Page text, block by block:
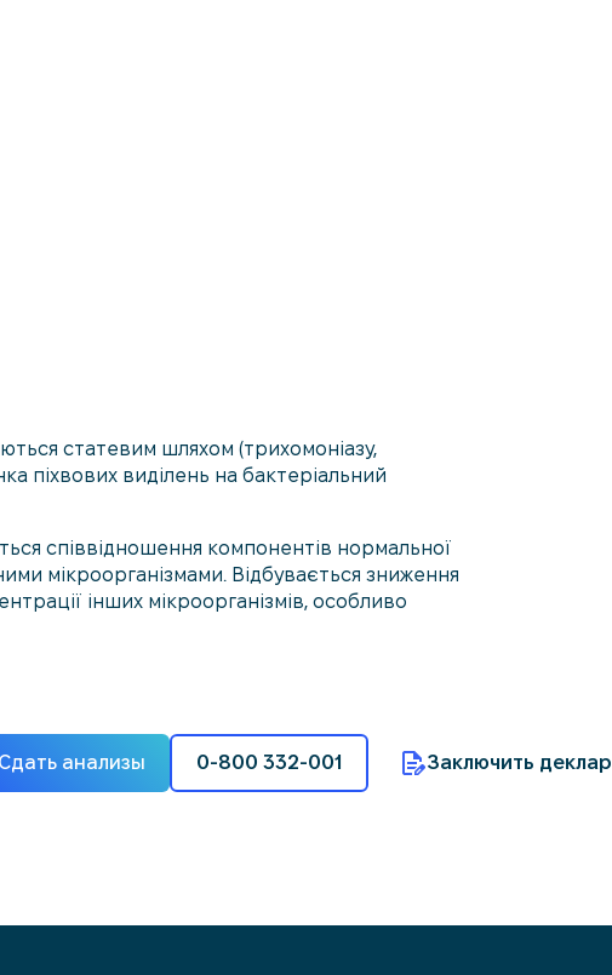
статевим шляхом (трихомоніазу,
піхвових виділень на бактеріальний
співвідношення компонентів нормальної
мікроорганізмами. Відбувається зниження
інших мікроорганізмів, особливо
Сдать анализы 0-800 332-001 Заключить